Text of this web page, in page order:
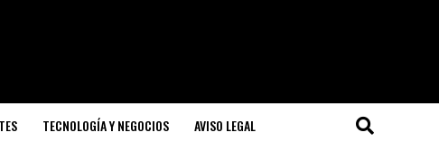
TECNOLOGÍA Y NEGOCIOS AVISO LEGAL